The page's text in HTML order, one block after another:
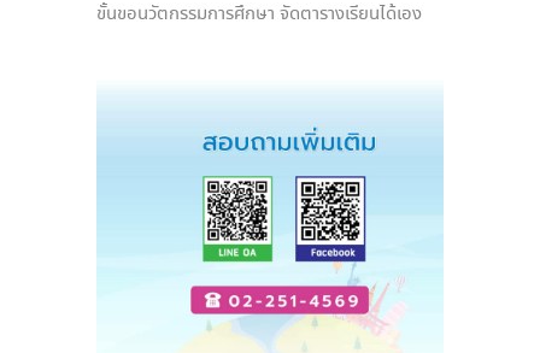
ขั้นขอนวัตกรรมการศึกษา จัดตารางเรียนได้เอง